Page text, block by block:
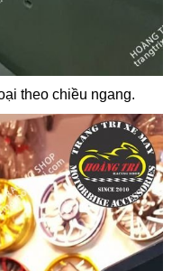
theo chiều ngang.